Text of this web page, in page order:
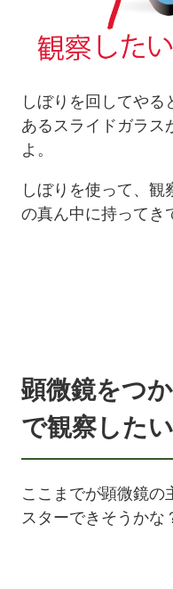
しぼりを回してや
あるスライドガラス
よ。
しぼりを使って、
の真ん中に持ってき
顕微鏡をつ
で観察した
ここまでが顕微鏡の
スターできそうかな